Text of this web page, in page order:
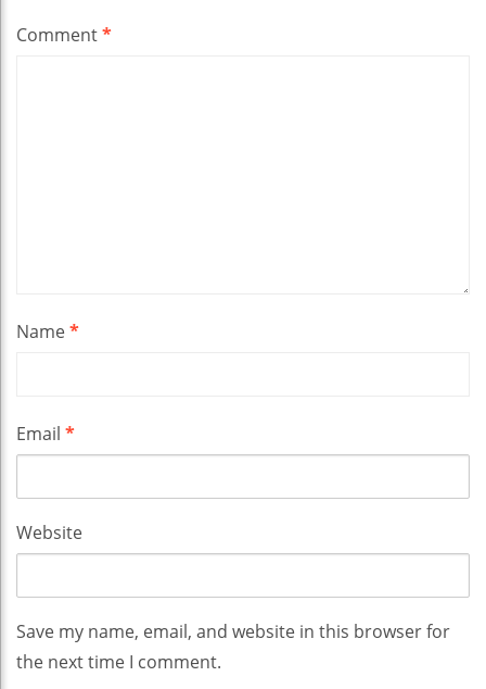
Comment*
Name*
Email *
Website
Save my name, email, and website in this browser for
the next time I comment.